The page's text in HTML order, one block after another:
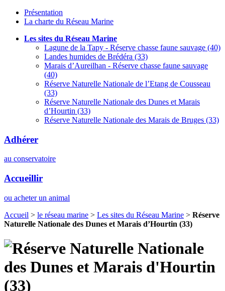
Présentation
La charte du Réseau Marine
Les sites du Réseau Marine
Lagune de la Tapy - Réserve chasse faune sauvage (40)
Landes humides de Brédéra (33)
Marais d’Aureilhan - Réserve chasse faune sauvage
(40)
Réserve Naturelle Nationale de l’Etang de Cousseau
(33)
Réserve Naturelle Nationale des Dunes et Marais
d’Hourtin (33)
Réserve Naturelle Nationale des Marais de Bruges (33)
Adhérer
au conservatoire
Accueillir
ou acheter un animal
Accueil > le réseau marine > Les sites du Réseau Marine > Réserve
Naturelle Nationale des Dunes et Marais d’Hourtin (33)